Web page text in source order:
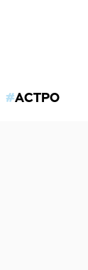
АСТРО